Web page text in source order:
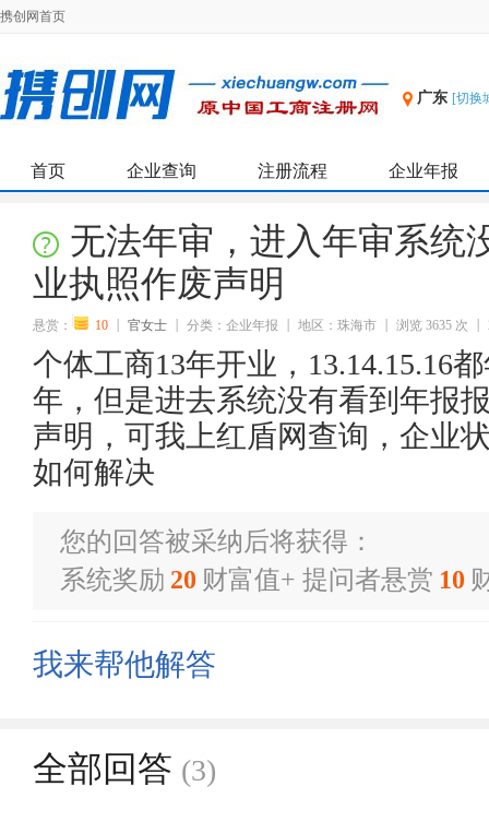
携创网首页
广东 [切换
首页 企业查询 注册流程 企业年报
无法年审，进入年审系统
业执照作废声明
悬赏： 10 官女士 分类：企业年报 地区：珠海市 浏览 3635 次
个体工商13年开业，13.14.15.16
年，但是进去系统没有看到年报
声明，可我上红盾网查询，企业
如何解决
您的回答被采纳后将获得：
系统奖励 20 财富值+ 提问者悬赏 10
我来帮他解答
全部回答 (3)